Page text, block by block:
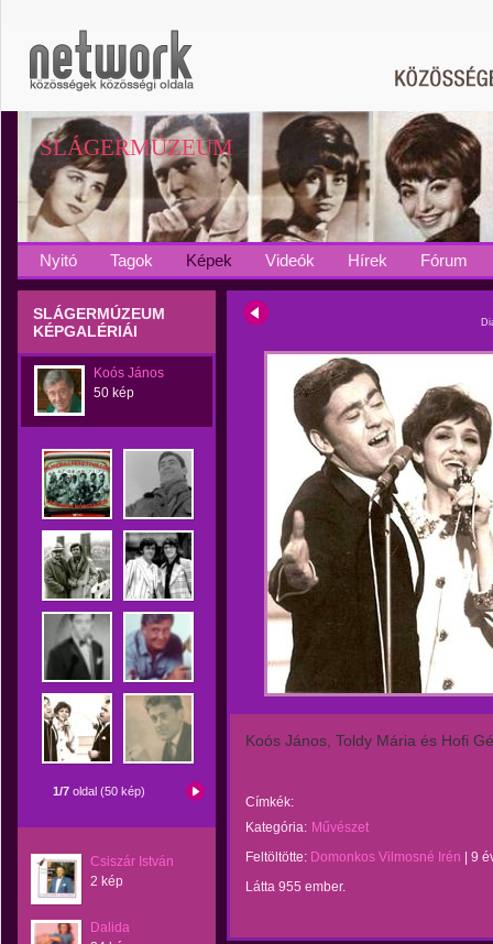
SLÁGERMÚZEUM
Nyitó Tagok Képek Videók Hírek Fórum
SLÁGERMÚZEUM
KÉPGALÉRIÁI
Koós János
50 kép
1/7 oldal (50 kép)
Csiszár István
2 kép
Dalida
Koós János, Toldy Mária és Hofi
Címkék:
Kategória: Művészet
Feltöltötte: Domonkos Vilmosné Irén
9
Látta 955 ember.